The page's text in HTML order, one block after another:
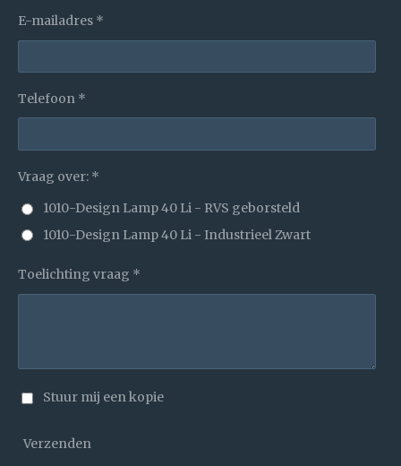
E-mailadres *
Telefoon *
Vraag over: *
1010-Design Lamp 40 Li - RVS geborsteld
1010-Design Lamp 40 Li - Industrieel Zwart
Toelichting vraag *
Stuur mij een kopie
Verzenden